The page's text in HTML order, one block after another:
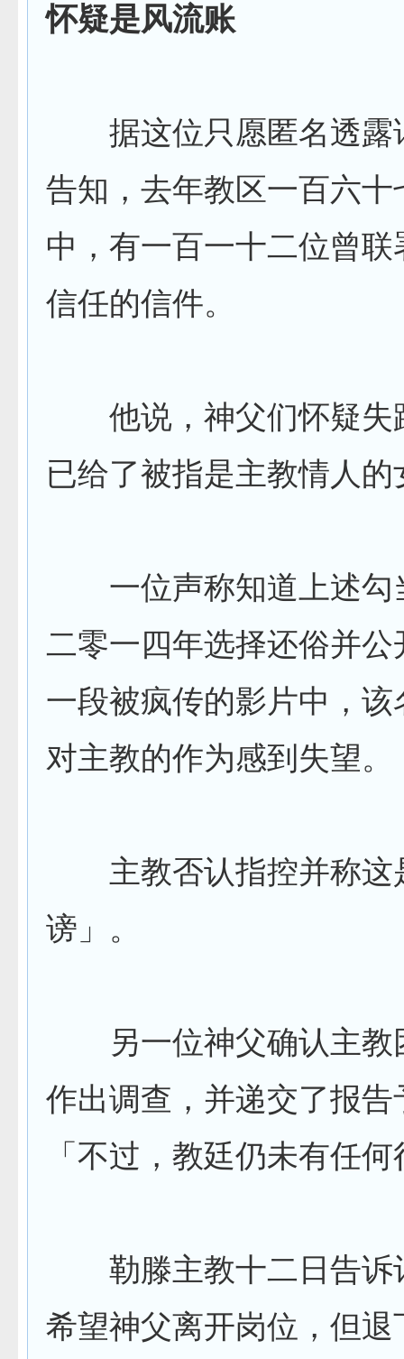
怀疑是风流账
据这位只愿匿名透露
告知，去年教区一百六十
中，有一百一十二位曾联
信任的信件。
他说，神父们怀疑失
已给了被指是主教情人
一位声称知道上述勾
二零一四年选择还俗并公
一段被疯传的影片中，该
对主教的作为感到失望。
主教否认指控并称这
谤」。
另一位神父确认主教
作出调查，并递交了报告
「不过，教廷仍未有任
勒滕主教十二日告诉
希望神父离开岗位，但退